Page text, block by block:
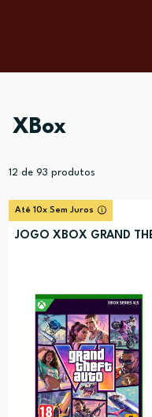
XBox
12 de 93 produtos
Até 10x Sem Juros
JOGO XBOX GRAND